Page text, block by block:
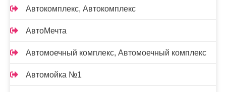
Автокомплекс, Автокомплекс
АвтоМечта
Автомоечный комплекс, Автомоечный комплекс
Автомойка №1